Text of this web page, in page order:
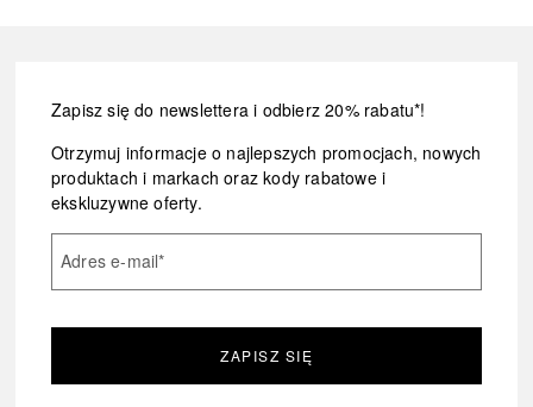
Zapisz się do newslettera i odbierz 20% rabatu*!
Otrzymuj informacje o najlepszych promocjach, nowych
produktach i markach oraz kody rabatowe i
ekskluzywne oferty.
Adres e-mail*
ZAPISZ SIĘ